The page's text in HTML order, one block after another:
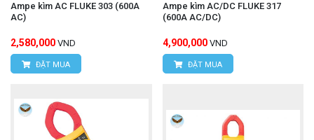
Ampe kìm AC FLUKE 303 (600A
AC)
2,580,000 VND
ĐẶT MUA
Ampe kìm AC/DC FLUKE 317
(600A AC/DC)
4,900,000 VND
ĐẶT MUA